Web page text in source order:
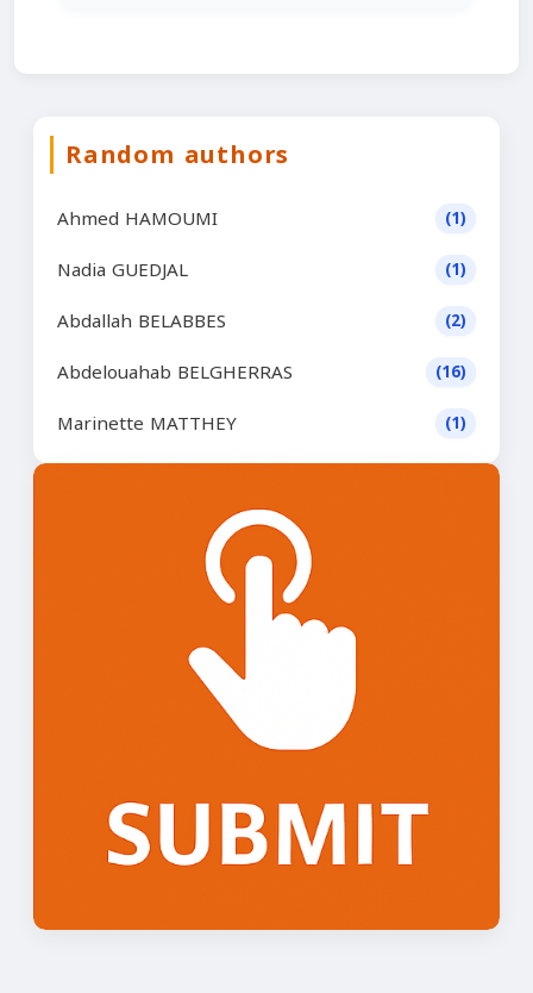
Random authors
Ahmed HAMOUMI (1)
Nadia GUEDJAL (1)
Abdallah BELABBES (2)
Abdelouahab BELGHERRAS (16)
Marinette MATTHEY (1)